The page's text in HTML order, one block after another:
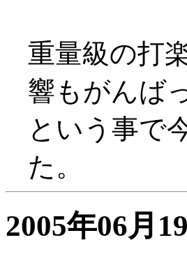
重量級の打
響もがんば
という事で
た。
2005年06月